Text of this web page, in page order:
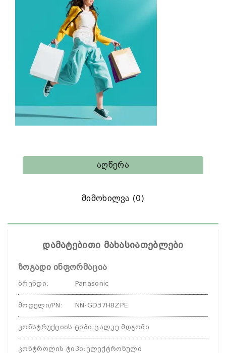
Აღწერა
Მიმოხილვა (0)
დამატებითი მახასიათებლები
ზოგადი ინფორმაცია
ბრენდი: Panasonic
მოდელი/PN : NN-GD37HBZPE
კონსტრუქციის ტიპი: ცალკე მდგომი
კონტროლის ტიპი: ელექტრონული